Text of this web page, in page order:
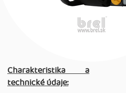
Charakteristika a
technické údaje: